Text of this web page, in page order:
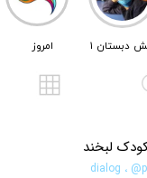
امروز دبستان ۱
لبخند
،